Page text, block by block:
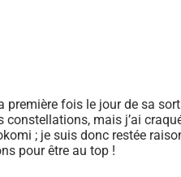
première fois le jour de sa
constellations, mais j’ai
; je suis donc restée
pour être au top !